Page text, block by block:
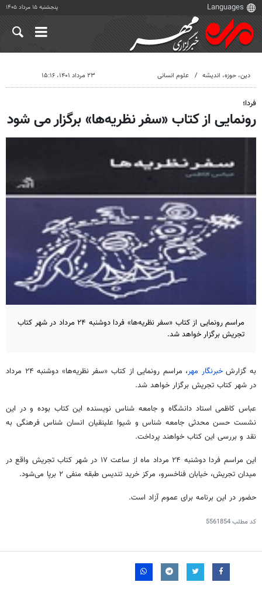
پنجشنبه ۱۵ مرداد ۱۴۰۵
دين، حوزه، انديشه علوم انسانی ۲۳ مرداد ۱۴۰۱، ۱۵:۱۶
فردا؛
رونمایی از کتاب «سفر نظریه‌ها» برگزار می شود
مراسم رونمایی از کتاب «سفر نظریه‌ها» فردا دوشنبه ۲۴ مرداد در شهر کتاب
تجریش برگزار خواهد شد.
به گزارشخبرنگار مهر
، مراسم رونمایی از کتاب «سفر نظریه‌ها» دوشنبه ۲۴ مرداد
در شهر کتاب تجریش برگزار خواهد شد.
عباس کاظمی استاد دانشگاه و جامعه شناس نویسنده این کتاب بوده و در این
نشست حسن محدثی جامعه شناس و شیوا علینقیان انسان شناس فرهنگی به
نقد و بررسی این کتاب خواهند پرداخت.
این مراسم فردا دوشنبه ۲۴ مرداد ماه از ساعت ۱۷ در شهر کتاب تجریش واقع در
میدان تجریش، خیابان فناخسرو، مرکز خرید تندیس طبقه منفی ۲ برپا می‌شود.
حضور در این برنامه برای عموم آزاد است.
کد مطلب5561854